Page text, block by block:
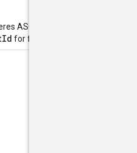
ASCII. Recomendamos
for fornecido.